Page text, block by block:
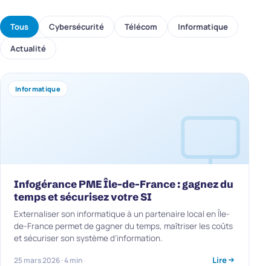
Tous Cybersécurité Télécom
Informatique
Actualité
Informatique
Infogérance PME Île-de-France : gagnez du
temps et sécurisez votre SI
Externaliser son informatique à un partenaire local en Île-
de-France permet de gagner du temps, maîtriser les coûts
et sécuriser son système d’information.
25 mars 2026 · 4 min Lire